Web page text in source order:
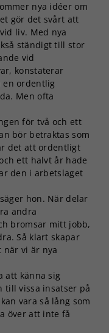
nya idéer om
gör det svårt att
liv. Med nya
ständigt till stor
vid
konstaterar
en ordentlig
Men ofta
för två och ett
bör betraktas som
det att ordentligt
ett halvt år hade
den i arbetslaget
hon. När delar
andra
bromsar mitt jobb,
Så klart skapar
när vi är nya
att känna sig
till vissa insatser på
vara så lång som
över att inte få